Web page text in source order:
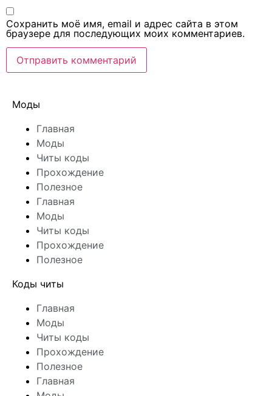
Сохранить моё имя, email и адрес сайта в этом
браузере для последующих моих комментариев.
Моды
Главная
Моды
Читы коды
Прохождение
Полезное
Главная
Моды
Читы коды
Прохождение
Полезное
Коды читы
Главная
Моды
Читы коды
Прохождение
Полезное
Главная